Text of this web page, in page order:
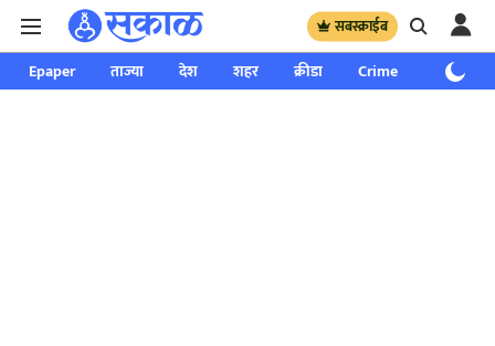
सबस्क्राईब
Epaper ताज्या देश शहर क्रीडा Crime साप्ताहिक